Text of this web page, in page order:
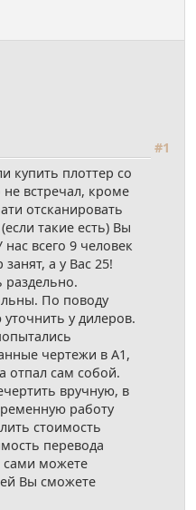
#1
купить плоттер со
встречал, кроме
отсканировать
такие есть) Вы
всего 9 человек
а у Вас 25!
По поводу
у дилеров.
чертежи в А1,
отпал сам собой.
вручную, в
работу
стоимость
перевода
сами можете
Вы сможете